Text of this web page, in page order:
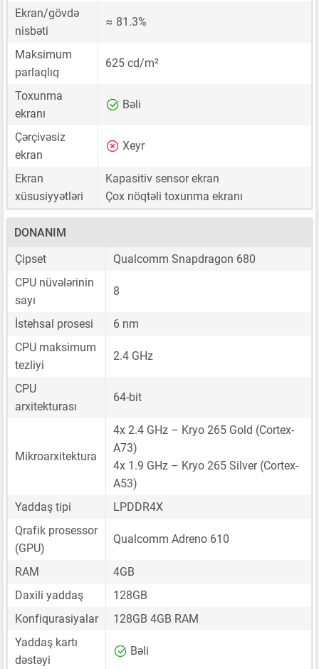
Ekran/gövdə
nisbəti
≈ 81.3%
Maksimum
parlaqlıq
625 cd/m²
Toxunma
ekranı
Bəli
Çərçivəsiz
ekran
Xeyr
Ekran
xüsusiyyətləri
Kapasitiv sensor ekran
Çox nöqtəli toxunma ekranı
DONANIM
Çipset
Qualcomm Snapdragon 680
CPU nüvələrinin
sayı
8
İstehsal prosesi
6 nm
CPU maksimum
tezliyi
2.4 GHz
CPU
arxitekturası
64-bit
Mikroarxitektura
4x 2.4 GHz – Kryo 265 Gold (Cortex-
A73)
4x 1.9 GHz – Kryo 265 Silver (Cortex-
A53)
Yaddaş tipi
LPDDR4X
Qrafik prosessor
(GPU)
Qualcomm Adreno 610
RAM
4GB
Daxili yaddaş
128GB
Konfiqurasiyalar
128GB 4GB RAM
Yaddaş kartı
dəstəyi
Bəli